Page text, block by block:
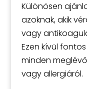
Különösen
azoknak, akik
vagy
Ezen kívül
minden
vagy allergiáról.